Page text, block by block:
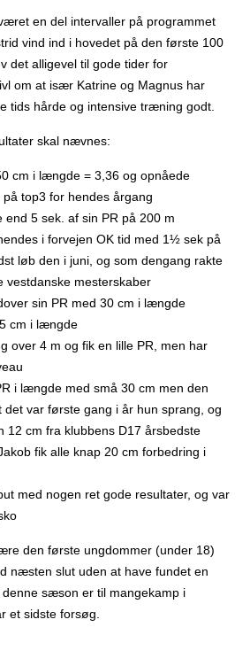
en del intervaller på programmet
vind ind i hovedet på den første 100
det alligevel til gode tider for
om at især Katrine og Magnus har
tids hårde og intensive træning godt.
skal nævnes:
cm i længde = 3,36 og opnåede
top3 for hendes årgang
end 5 sek. af sin PR på 200 m
i forvejen OK tid med 1½ sek på
løb den i juni, og som dengang rakte
vestdanske mesterskaber
sin PR med 30 cm i længde
cm i længde
over 4 m og fik en lille PR, men har
i længde med små 30 cm men den
det var første gang i år hun sprang, og
12 cm fra klubbens D17 årsbedste
fik alle knap 20 cm forbedring i
med nogen ret gode resultater, og var
den første ungdommer (under 18)
næsten slut uden at have fundet en
denne sæson er til mangekamp i
et sidste forsøg.